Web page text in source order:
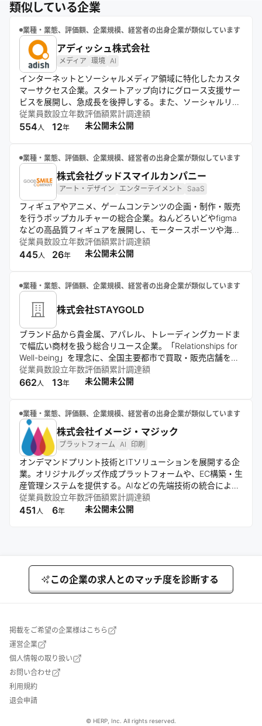
類似している企業
業種・業態、評価額、企業規模、経営者の出身企業が類似しています
アディッシュ株式会社
メディア 環境 AI
インターネットとソーシャルメディア領域に特化したカスタ
マーサクセス企業。スタートアップ向けにグロース支援サー
ビスを展開し、急成長を後押しする。また、ソーシャルリス
ク対策やAI適応支援など、デジタル社会の課題解決に取り組
む。ESG経営を推進し、健全なインターネット環境の構築を
従業員数
554人
設立年数
12年
評価額
未公開
累計調達額
未公開
業種・業態、評価額、企業規模、経営者の出身企業が類似しています
株式会社グッドスマイルカンパニー
アート・デザイン エンターテイメント SaaS
フィギュアやアニメ、ゲームコンテンツの企画・制作・販売
を行うポップカルチャーの総合企業。ねんどろいどやfigma
などの高品質フィギュアを展開し、モータースポーツや海外
市場にも進出。クラウドファンディングやM&Aなど新しい手
法を活用し、世界中のクリエイターとともにコンテンツの価
従業員数
445人
設立年数
26年
評価額
未公開
累計調達額
未公開
業種・業態、評価額、企業規模、経営者の出身企業が類似しています
株式会社STAYGOLD
ブランド品から貴金属、アパレル、トレーディングカードま
で幅広い商材を扱う総合リユース企業。「Relationships for
Well-being」を理念に、全国主要都市で買取・販売店舗を展
開。「NEXT REUSE CULTURE」をビジョンに掲げ、モノの
価値と想いを次の所有者へ繋ぐ事業を推進。
従業員数
662人
設立年数
13年
評価額
未公開
累計調達額
未公開
業種・業態、評価額、企業規模、経営者の出身企業が類似しています
株式会社イメージ・マジック
プラットフォーム AI 印刷
オンデマンドプリント技術とITソリューションを展開する企
業。オリジナルグッズ作成プラットフォームや、EC構築・生
産管理システムを提供する。AIなどの先端技術の統合によ
り、モノづくりを圧倒的な速さと柔軟性で進化させている点
が強み。個性と創造性が尊重される豊かな社会の実現に挑
従業員数
451人
設立年数
6年
評価額
未公開
累計調達額
未公開
この企業の求人とのマッチ度を診断する
掲載をご希望の企業様はこちら
運営企業
個人情報の取り扱い
お問い合わせ
利用規約
退会申請
© HERP, Inc. All rights reserved.